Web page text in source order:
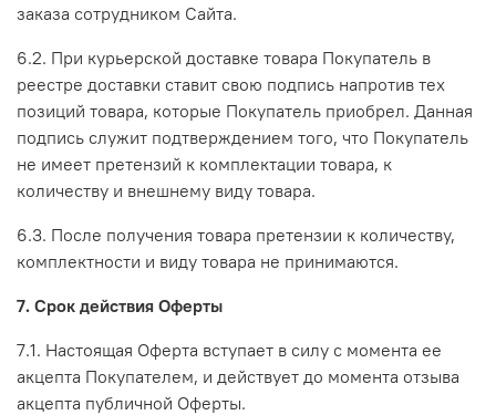
заказа сотрудником Сайта.
6.2. При курьерской доставке товара Покупатель в
реестре доставки ставит свою подпись напротив тех
позиций товара, которые Покупатель приобрел. Данная
подпись служит подтверждением того, что Покупатель
не имеет претензий к комплектации товара, к
количеству и внешнему виду товара.
6.3. После получения товара претензии к количеству,
комплектности и виду товара не принимаются.
7. Срок действия Оферты
7.1. Настоящая Оферта вступает в силу с момента ее
акцепта Покупателем, и действует до момента отзыва
акцепта публичной Оферты.